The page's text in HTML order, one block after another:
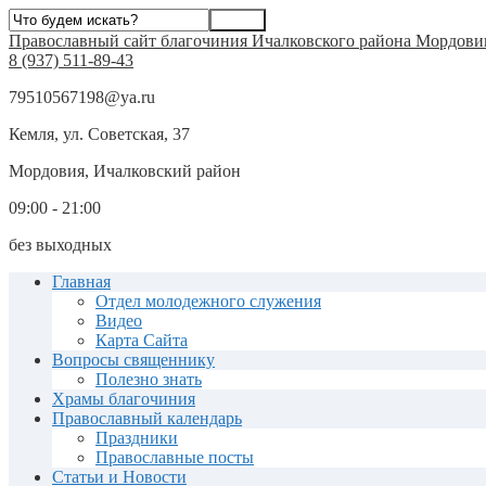
Православный сайт благочиния Ичалковского района
8 (937) 511-89-43
79510567198@ya.ru
Кемля, ул. Советская, 37
Мордовия, Ичалковский район
09:00 - 21:00
без выходных
Главная
Отдел молодежного служения
Видео
Карта Сайта
Вопросы священнику
Полезно знать
Храмы благочиния
Православный календарь
Праздники
Православные посты
Статьи и Новости